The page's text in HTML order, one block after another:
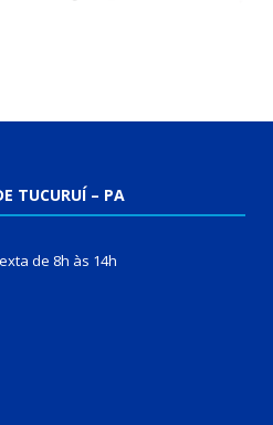
TUCURUÍ – PA
de 8h às 14h